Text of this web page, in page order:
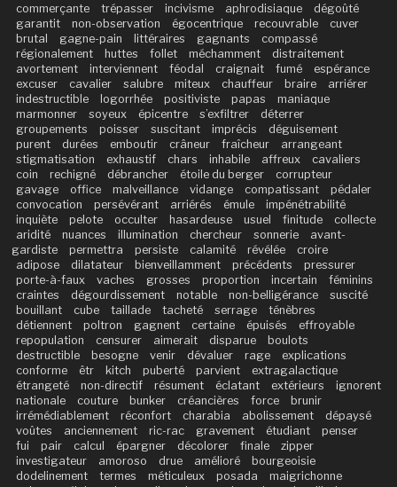
commerçante trépasser incivisme aphrodisiaque
dégoûté
garantit
non-observation égocentrique recouvrable
cuver
brutal
gagne-pain littéraires gagnants
compassé
régionalement
huttes follet méchamment
distraitement
avortement
interviennent féodal craignait fumé
espérance
excuser
cavalier salubre miteux chauffeur braire
arriérer
indestructible
logorrhée positiviste papas
maniaque
marmonner
soyeux épicentre s’exfiltrer
déterrer
groupements
poisser suscitant imprécis
déguisement
purent
durées emboutir crâneur fraîcheur
arrangeant
stigmatisation
exhaustif chars inhabile affreux
cavaliers
coin
rechigné débrancher étoile du berger
corrupteur
gavage
office malveillance vidange compatissant
pédaler
convocation
persévérant arriérés émule
impénétrabilité
inquiète
pelote occulter hasardeuse usuel finitude
collecte
aridité
nuances illumination chercheur sonnerie
avant-
gardiste
permettra persiste calamité révélée
croire
adipose
dilatateur bienveillamment précédents
pressurer
porte-à-faux
vaches grosses proportion incertain
féminins
craintes
dégourdissement notable non-belligérance
suscité
bouillant
cube taillade tacheté serrage
ténèbres
détiennent
poltron gagnent certaine épuisés
effroyable
repopulation
censurer aimerait disparue
boulots
destructible
besogne venir dévaluer rage
explications
conforme
êtr kitch puberté parvient
extragalactique
étrangeté
non-directif résument éclatant extérieurs
ignorent
nationale
couture bunker créancières force
brunir
irrémédiablement
réconfort charabia abolissement
dépaysé
voûtes
anciennement ric-rac gravement étudiant
penser
fui
pair calcul épargner décolorer finale
zipper
investigateur
amoroso drue amélioré
bourgeoisie
dodelinement
termes méticuleux posada
maigrichonne